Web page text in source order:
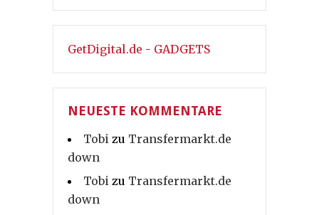
GetDigital.de - GADGETS
NEUESTE KOMMENTARE
Tobi zu Transfermarkt.de
down
Tobi zu Transfermarkt.de
down